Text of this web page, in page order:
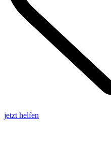
jetzt helfen